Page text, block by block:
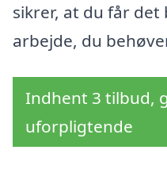
sikrer, at du får
arbejde, du
Indhent 3 tilbud,
uforpligtende